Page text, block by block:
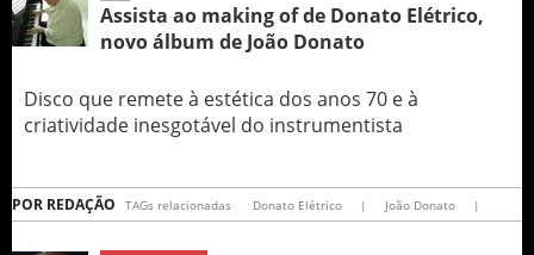
Assista ao making of de Donato Elétrico,
novo álbum de João Donato
Disco que remete à estética dos anos 70 e à
criatividade inesgotável do instrumentista
POR REDAÇÃO TAGs relacionadas Donato Elétrico | João Donato |